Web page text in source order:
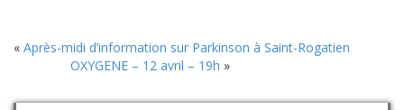
« Après-midi d’information sur Parkinson à Saint-Rogatien
OXYGENE – 12 avril – 19h »